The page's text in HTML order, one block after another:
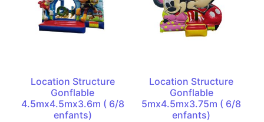
Location Structure
Gonflable
4.5mx4.5mx3.6m ( 6/8
enfants)
Location Structure
Gonflable
5mx4.5mx3.75m ( 6/8
enfants)